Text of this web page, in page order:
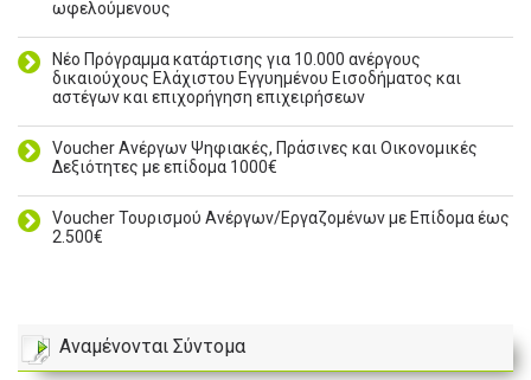
ωφελούμενους
Νέο Πρόγραμμα κατάρτισης για 10.000 ανέργους
δικαιούχους Ελάχιστου Εγγυημένου Εισοδήματος και
αστέγων και επιχορήγηση επιχειρήσεων
Voucher Ανέργων Ψηφιακές, Πράσινες και Οικονομικές
Δεξιότητες με επίδομα 1000€
Voucher Τουρισμού Ανέργων/Εργαζομένων με Επίδομα έως
2.500€
Αναμένονται Σύντομα